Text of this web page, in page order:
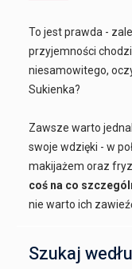
To jest prawda -
przyjemności
niesamowitego,
Sukienka?
Zawsze warto
swoje wdzięki - w
makijażem oraz
coś na co
nie warto ich
Szukaj